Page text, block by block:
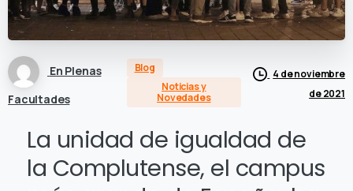
En Plenas
Facultades
Blog
Noticias y
Novedades
4 de noviembre
de 2021
La unidad de igualdad de
la Complutense, el campus